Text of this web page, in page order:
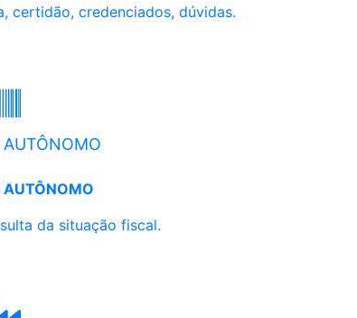
certidão, credenciados, dúvidas.
AUTÔNOMO
AUTÔNOMO
da situação fiscal.